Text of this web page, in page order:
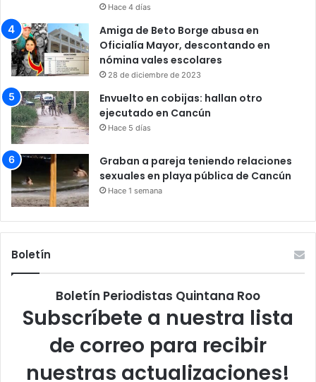
Hace 4 días
Amiga de Beto Borge abusa en
Oficialía Mayor, descontando en
nómina vales escolares
28 de diciembre de 2023
Envuelto en cobijas: hallan otro
ejecutado en Cancún
Hace 5 días
Graban a pareja teniendo relaciones
sexuales en playa pública de Cancún
Hace 1 semana
Boletín
Boletín Periodistas Quintana Roo
Subscríbete a nuestra lista
de correo para recibir
nuestras actualizaciones!